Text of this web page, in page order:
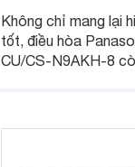
Không chỉ mang lại
tốt, điều hòa
CU/CS-N9AKH-8